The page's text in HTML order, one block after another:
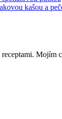
kašou a
Mojím